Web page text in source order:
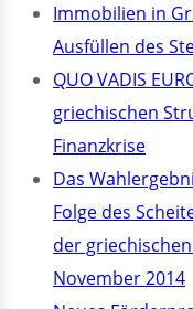
Immobilien in
Ausfüllen des
QUO VADIS
griechischen
Finanzkrise
Das
Folge des
der
November 2014